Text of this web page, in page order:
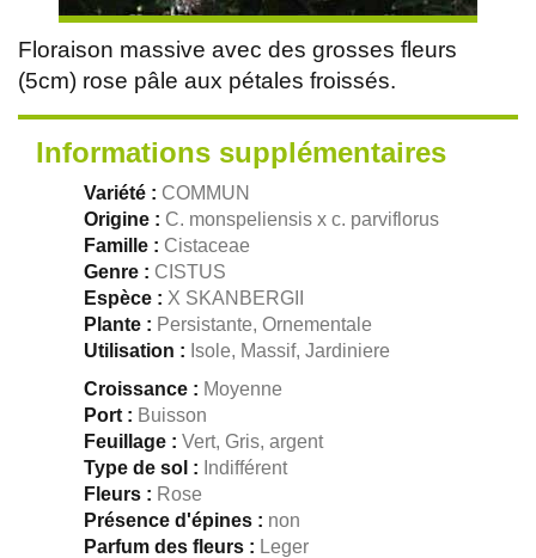
Floraison massive avec des grosses fleurs
(5cm) rose pâle aux pétales froissés.
Informations supplémentaires
Variété : COMMUN
Origine : C. monspeliensis x c. parviflorus
Famille : Cistaceae
Genre : CISTUS
Espèce : X SKANBERGII
Plante : Persistante, Ornementale
Utilisation : Isole, Massif, Jardiniere
Croissance : Moyenne
Port : Buisson
Feuillage : Vert, Gris, argent
Type de sol : Indifférent
Fleurs : Rose
Présence d'épines : non
Parfum des fleurs : Leger